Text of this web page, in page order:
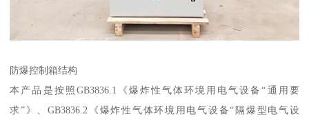
防爆控制箱结构
本产品是按照GB3836.1《爆炸性气体环境用电气设备“通用要
求”》、GB3836.2《爆炸性气体环境用电气设备“隔爆型电气设